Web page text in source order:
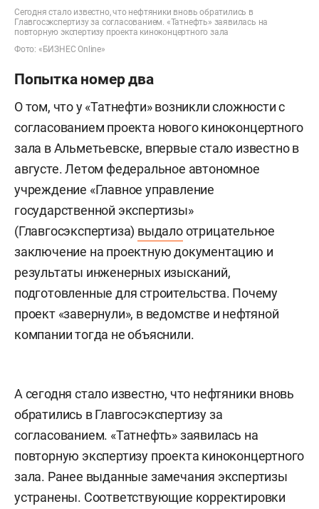
Сегодня стало известно, что нефтяники вновь обратились в
Главгосэкспертизу за согласованием. «Татнефть» заявилась на
повторную экспертизу проекта киноконцертного зала
Фото: «БИЗНЕС Online»
Попытка номер два
О том, что у «Татнефти» возникли сложности с
согласованием проекта нового киноконцертного
зала в Альметьевске, впервые стало известно в
августе. Летом федеральное автономное
учреждение «Главное управление
государственной экспертизы»
(Главгосэкспертиза) выдалоотрицательное
заключение на проектную документацию и
результаты инженерных изысканий,
подготовленные для строительства. Почему
проект «завернули», в ведомстве и нефтяной
компании тогда не объяснили.
А сегодня стало известно, что нефтяники вновь
обратились в Главгосэкспертизу за
согласованием. «Татнефть» заявилась на
повторную экспертизу проекта киноконцертного
зала. Ранее выданные замечания экспертизы
устранены. Соответствующие корректировки